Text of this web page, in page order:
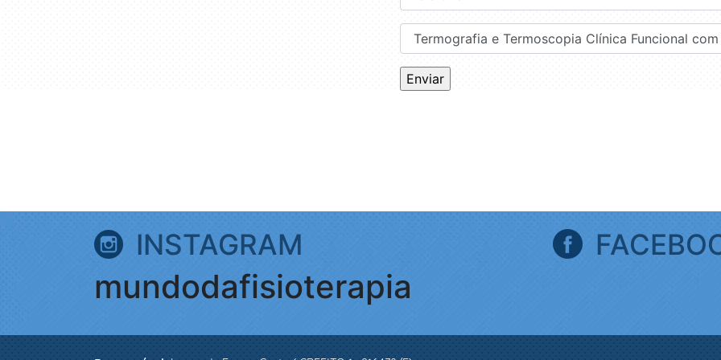
INSTAGRAM
mundodafisioterapia